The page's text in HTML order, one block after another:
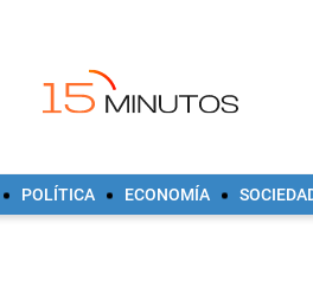
POLÍTICA ECONOMÍA